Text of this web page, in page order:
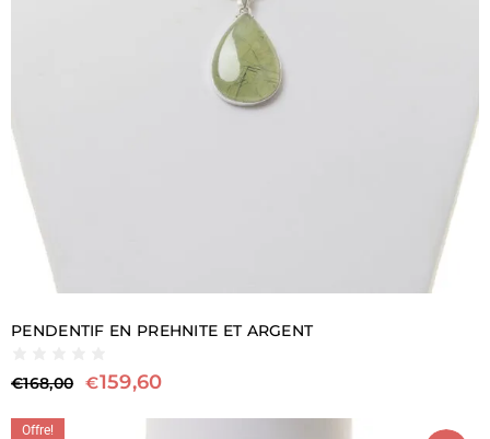
PENDENTIF EN PREHNITE ET ARGENT
€168,00 €159,60
Offre!